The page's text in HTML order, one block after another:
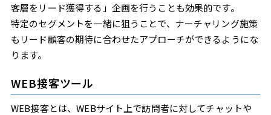
客層をリード獲得する」企画を行うことも効果的です。
特定のセグメントを一緒に狙うことで、ナーチャリング施策
もリード顧客の期待に合わせたアプローチができるようにな
ります。
WEB接客ツール
WEB接客とは、WEBサイト上で訪問者に対してチャットや